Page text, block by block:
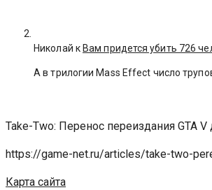
Николай к Вам придется убить 726
А в трилогии Mass Effect число
Take-Two: Перенос переиздания GTA
https://game-net.ru/articles/take-two-
Карта сайта